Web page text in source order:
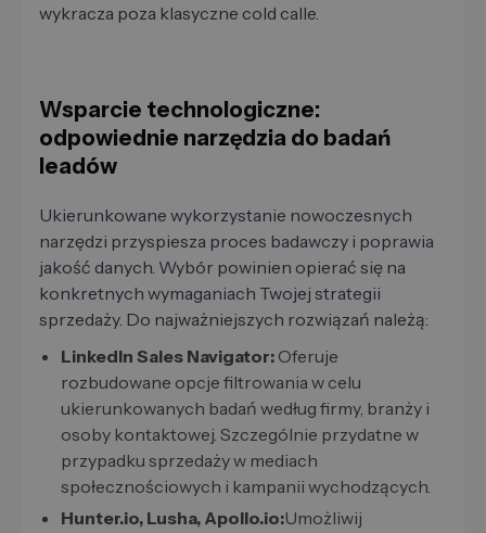
wykracza poza klasyczne cold calle.
Wsparcie technologiczne:
odpowiednie narzędzia do badań
leadów
Ukierunkowane wykorzystanie nowoczesnych
narzędzi przyspiesza proces badawczy i poprawia
jakość danych. Wybór powinien opierać się na
konkretnych wymaganiach Twojej strategii
sprzedaży. Do najważniejszych rozwiązań należą:
LinkedIn Sales Navigator: Oferuje
rozbudowane opcje filtrowania w celu
ukierunkowanych badań według firmy, branży i
osoby kontaktowej. Szczególnie przydatne w
przypadku sprzedaży w mediach
społecznościowych i kampanii wychodzących.
Hunter.io, Lusha, Apollo.io:Umożliwij